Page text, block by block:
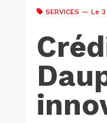
SERVICES — Le 3